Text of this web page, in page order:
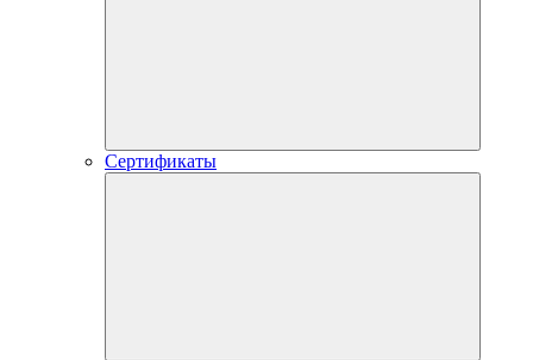
Сертификаты